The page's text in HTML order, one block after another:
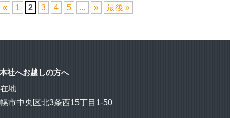
« 1 2 3 4 5 ... » 最後 »
本社へお越しの方へ
地
市中央区北3条西15丁目1-50